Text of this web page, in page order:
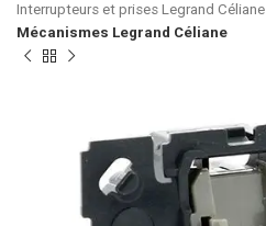
Interrupteurs et prises Legrand Céliane
Mécanismes Legrand Céliane